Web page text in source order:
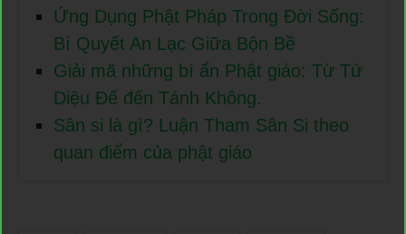
Ứng Dụng Phật Pháp Trong Đời Sống:
Bí Quyết An Lạc Giữa Bộn Bề
Giải mã những bí ẩn Phật giáo: Từ Tứ
Diệu Đế đến Tánh Không.
Sân si là gì? Luận Tham Sân Si theo
quan điểm của phật giáo